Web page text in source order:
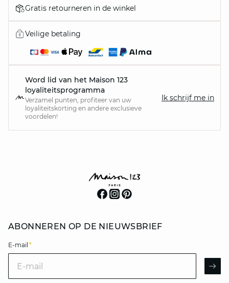
Gratis retourneren in de winkel
Veilige betaling
Word lid van het Maison 123
loyaliteitsprogramma
Verzamel punten, profiteer van uw
loyaliteitskorting en andere exclusieve
voordelen!
Ik schrijf me in
ABONNEREN OP DE NIEUWSBRIEF
E-mail *